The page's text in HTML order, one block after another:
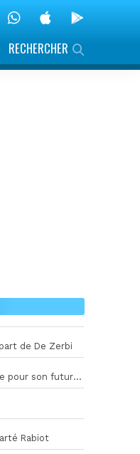
RECHERCHER
de De Zerbi
Restes, Atubolu, Bulka… L’OM galère pour son futur gardien numéro 1
Rabiot